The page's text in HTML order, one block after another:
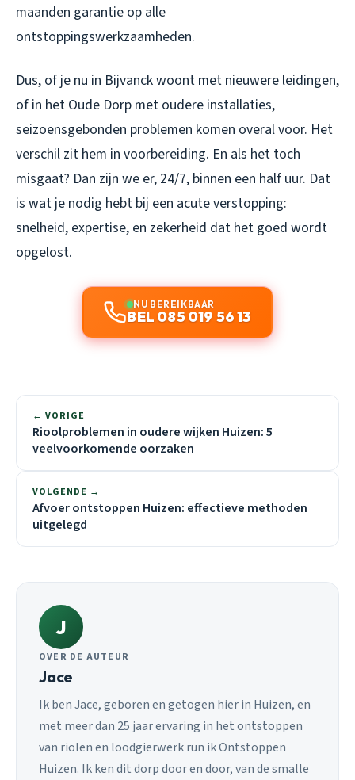
maanden garantie op alle
ontstoppingswerkzaamheden.
Dus, of je nu in Bijvanck woont met nieuwere leidingen,
of in het Oude Dorp met oudere installaties,
seizoensgebonden problemen komen overal voor. Het
verschil zit hem in voorbereiding. En als het toch
misgaat? Dan zijn we er, 24/7, binnen een half uur. Dat
is wat je nodig hebt bij een acute verstopping:
snelheid, expertise, en zekerheid dat het goed wordt
opgelost.
NU BEREIKBAAR
BEL 085 019 56 13
← VORIGE
Rioolproblemen in oudere wijken Huizen: 5
veelvoorkomende oorzaken
VOLGENDE →
Afvoer ontstoppen Huizen: effectieve methoden
uitgelegd
J
OVER DE AUTEUR
Jace
Ik ben Jace, geboren en getogen hier in Huizen, en
met meer dan 25 jaar ervaring in het ontstoppen
van riolen en loodgierwerk run ik Ontstoppen
Huizen. Ik ken dit dorp door en door, van de smalle